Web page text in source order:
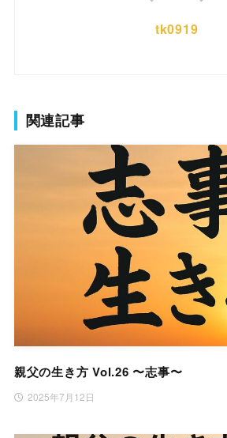
tk0919
関連記事
親父の生き方 Vol.26 〜志事〜
2025年7月12日